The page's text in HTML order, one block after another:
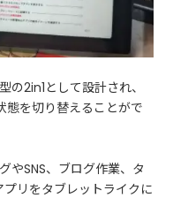
2in1として設計され、
態を切り替えることがで
やSNS、ブログ作業、タ
リをタブレットライクに